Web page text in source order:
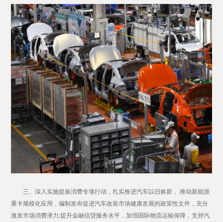
三、深入实施提振消费专项行动，扎实推进汽车以旧换新， 推动新能源
重卡规模化应用，编制发布促进汽车改装市场健康发展的政策性文件，充分
激发市场消费潜力;提升金融信贷服务水平，加强国际物流运输保障，支持汽